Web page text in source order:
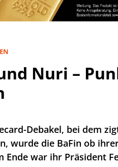
Nuri –
Debakel, bei dem
wurde die BaFin ob
Ende war ihr Präsident